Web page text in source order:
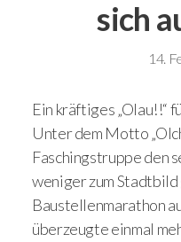
sich
14.
Ein kräftiges „Olau!!“
Unter dem Motto
Faschingstruppe den
weniger zum
Baustellenmarathon
überzeugte einmal